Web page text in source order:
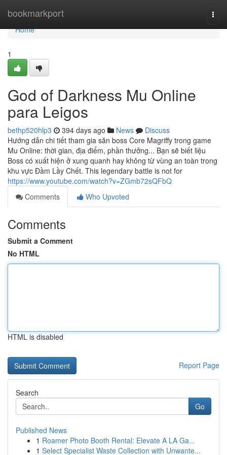
bookmarkport
Home
Home
1
God of Darkness Mu Online
para Leigos
bethp520hlp3 394 days ago News
Discuss
Hướng dẫn chi tiết tham gia săn boss Core Magriffy trong game
Mu Online: thời gian, địa điểm, phần thưởng... Bạn sẽ biết liệu
Boss có xuất hiện ở xung quanh hay không từ vùng an toàn trong
khu vực Đầm Lầy Chết. This legendary battle is not for
https://www.youtube.com/watch?v=ZGmb72sQFbQ
Comments
Who Upvoted
Comments
Submit a Comment
No HTML
HTML is disabled
Report Page
Search
Go
Published News
1 Roamer Photo Booth Rental: Elevate A LA Ga...
1 Select Specialist Waste Collection with Unwante...